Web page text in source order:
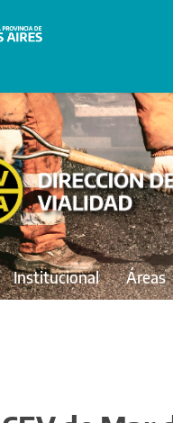
Institucional Áreas